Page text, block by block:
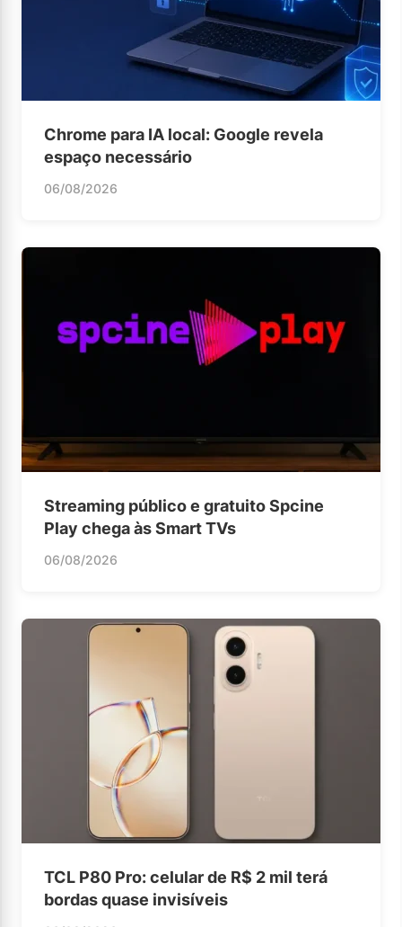
Chrome para IA local: Google revela
espaço necessário
06/08/2026
Streaming público e gratuito Spcine
Play chega às Smart TVs
06/08/2026
TCL P80 Pro: celular de R$ 2 mil terá
bordas quase invisíveis